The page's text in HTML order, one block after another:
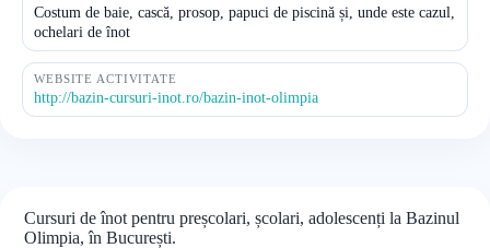
Costum de baie, cască, prosop, papuci de piscină și, unde este cazul,
ochelari de înot
WEBSITE ACTIVITATE
http://bazin-cursuri-inot.ro/bazin-inot-olimpia
Cursuri de înot pentru preșcolari, școlari, adolescenți la Bazinul
Olimpia, în București.